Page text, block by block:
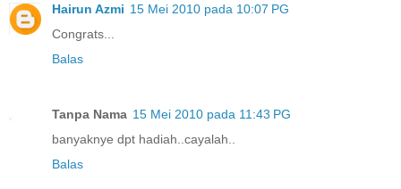
Hairun Azmi 15 Mei 2010 pada 10:07 PG
Congrats...
Balas
Tanpa Nama 15 Mei 2010 pada 11:43 PG
banyaknye dpt hadiah..cayalah..
Balas